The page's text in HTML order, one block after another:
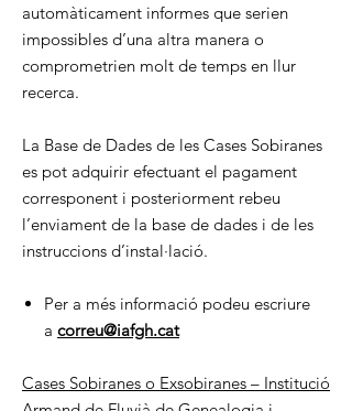
automàticament informes que serien
impossibles d’una altra manera o
comprometrien molt de temps en llur
recerca.
La Base de Dades de les Cases Sobiranes
es pot adquirir efectuant el pagament
corresponent i posteriorment rebeu
l’enviament de la base de dades i de les
instruccions d’instal·lació.
Per a més informació podeu escriure
a correu@iafgh.cat
Cases Sobiranes o Exsobiranes – Institució